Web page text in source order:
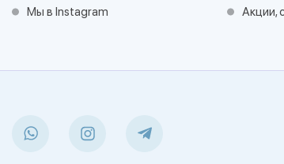
Мы в Instagram Акции,